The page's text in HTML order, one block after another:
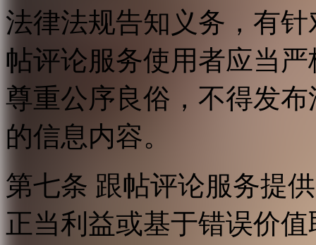
法律法规告知义务，有
帖评论服务使用者应当
尊重公序良俗，不得发
的信息内容。
第七条 跟帖评论服务提
正当利益或基于错误价